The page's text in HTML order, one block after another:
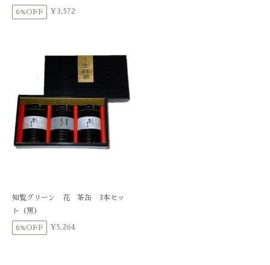
6%OFF ¥3,572
知覧グリーン 花 茶缶 3本セッ
ト（黒）
6%OFF ¥5,264